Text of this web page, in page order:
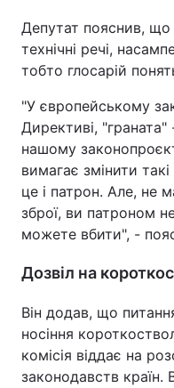
Депутат пояснив,
технічні речі,
тобто глосарій
"У європейському
Директиві,
нашому
вимагає змінити
це і патрон. Але, не
зброї, ви патроном
можете вбити", -
Дозвіл на
Він додав, що
носіння
комісія віддає на
законодавств